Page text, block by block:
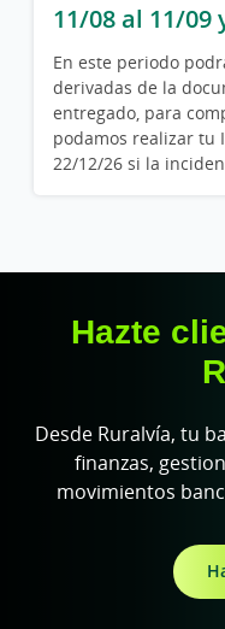
11/08 al 11/09
En este periodo
derivadas de la
entregado, para
podamos realizar tu
22/12/26 si la
Hazte
Desde Ruralvía, tu
finanzas,
movimientos